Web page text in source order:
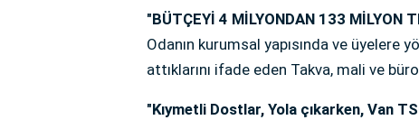
"BÜTÇEYİ 4 MİLYONDAN 133 MİLYON
Odanın kurumsal yapısında ve
attıklarını ifade eden Takva, mali ve
"Kıymetli Dostlar, Yola çıkarken, Van